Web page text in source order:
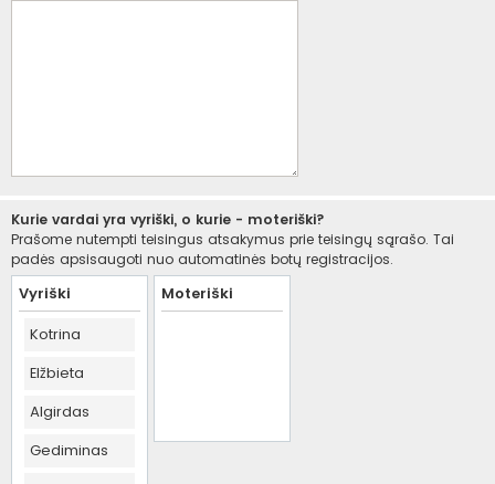
Kurie vardai yra vyriški, o kurie - moteriški?
Prašome nutempti teisingus atsakymus prie teisingų sąrašo. Tai
padės apsisaugoti nuo automatinės botų registracijos.
Vyriški
Kotrina
Elžbieta
Algirdas
Gediminas
Moteriški